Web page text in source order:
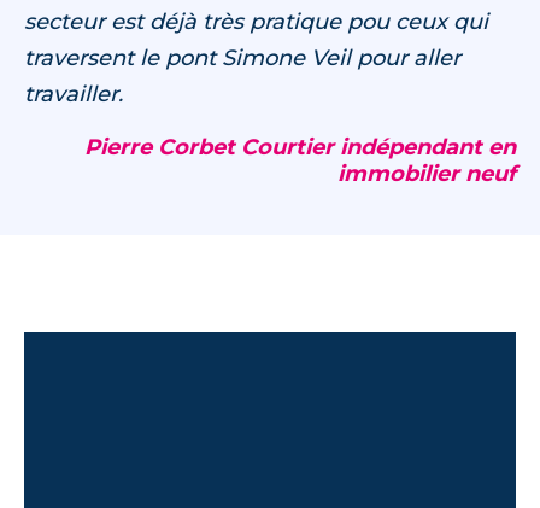
secteur est déjà très pratique pou ceux qui
traversent le pont Simone Veil pour aller
travailler.
Pierre Corbet Courtier indépendant en
immobilier neuf